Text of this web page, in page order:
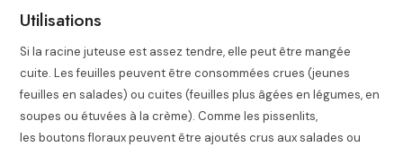
Utilisations
Si la racine juteuse est assez tendre, elle peut être mangée
cuite. Les feuilles peuvent être consommées crues (jeunes
feuilles en salades) ou cuites (feuilles plus âgées en légumes, en
soupes ou étuvées à la crème). Comme les pissenlits,
les boutons floraux peuvent être ajoutés crus aux salades ou